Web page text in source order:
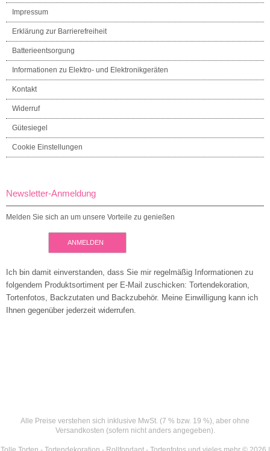
Impressum
Erklärung zur Barrierefreiheit
Batterieentsorgung
Informationen zu Elektro- und Elektronikgeräten
Kontakt
Widerruf
Gütesiegel
Cookie Einstellungen
Newsletter-Anmeldung
Melden Sie sich an um unsere Vorteile zu genießen
ANMELDEN
Ich bin damit einverstanden, dass Sie mir regelmäßig Informationen zu
folgendem Produktsortiment per E-Mail zuschicken: Tortendekoration,
Tortenfotos, Backzutaten und Backzubehör. Meine Einwilligung kann ich
Ihnen gegenüber jederzeit widerrufen.
Alle Preise verstehen sich inklusive MwSt. (7 % bzw. 19 %), aber ohne
Versandkosten (sofern nicht anders angegeben).